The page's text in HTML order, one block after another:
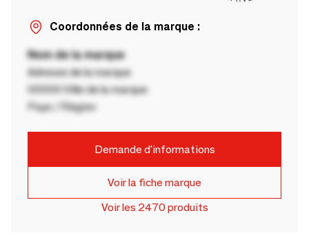
Coordonnées de la marque :
Nom de la marque
Adresse de la marque
00000 Ville de la marque
Pays / Région
Demande d'informations
Voir la fiche marque
Voir les 2470 produits